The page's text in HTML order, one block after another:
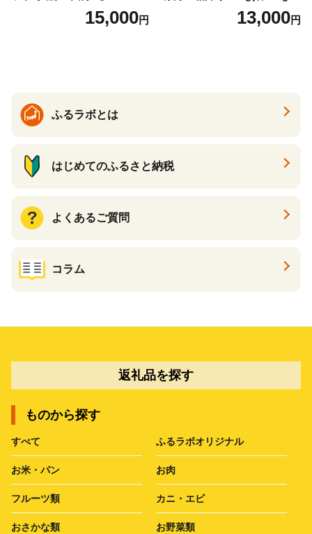
15,000円
１P 計2P) 真空パック 冷凍
13,000円
ふるラボとは
はじめてのふるさと納税
よくあるご質問
コラム
返礼品を探す
ものから探す
すべて ふるラボオリジナル
お米・パン お肉
フルーツ類 カニ・エビ
おさかな類 お野菜類